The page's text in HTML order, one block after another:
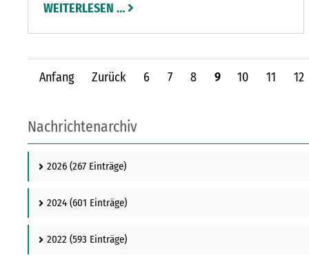
und Umgebung einen Scheck im Wert von 2.500
Euro.
WEITERLESEN …
Anfang Zurück 6 7 8 9 10 11 12
Nachrichtenarchiv
2026 (267 Einträge)
2024 (601 Einträge)
2022 (593 Einträge)